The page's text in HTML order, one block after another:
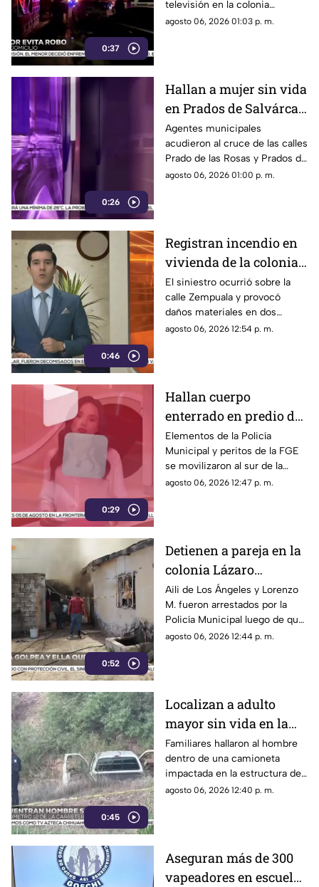
0:37
herido de la mano
televisión en la colonia
Reforma; tras forcejear con el
agosto 06, 2026 01:03 p. m.
0:26
Hallan a mujer sin vida
en Prados de Salvárcar;
cuerpo no presentaba
huellas de violencia
Agentes municipales
acudieron al cruce de las calles
Prado de las Rosas y Prados de
Azucenas tras el reporte del
agosto 06, 2026 01:00 p. m.
0:46
Registran incendio en
vivienda de la colonia
Fronteriza; bomberos
controlan las llamas
El siniestro ocurrió sobre la
calle Zempuala y provocó
daños materiales en dos
habitaciones; Protección Civil
agosto 06, 2026 12:54 p. m.
0:29
Hallan cuerpo
enterrado en predio de
la colonia División del
Norte en Chihuahua
Elementos de la Policía
Municipal y peritos de la FGE
se movilizaron al sur de la
capital tras el descubrimiento
agosto 06, 2026 12:47 p. m.
0:52
Detienen a pareja en la
colonia Lázaro
Cárdenas tras riña,
agresión física y un
incendio
Aili de Los Ángeles y Lorenzo
M. fueron arrestados por la
Policía Municipal luego de que
el hombre agrediera a la mujer
agosto 06, 2026 12:44 p. m.
0:45
Localizan a adulto
mayor sin vida en la
carretera de
Cuahtémoc; habría
sufrido infarto al
volante
Familiares hallaron al hombre
dentro de una camioneta
impactada en la estructura de
un puente a la altura del
agosto 06, 2026 12:40 p. m.
Aseguran más de 300
vapeadores en escuelas